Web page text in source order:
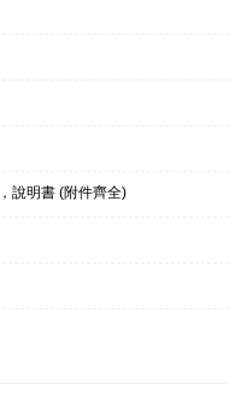
說明書 (附件齊全)